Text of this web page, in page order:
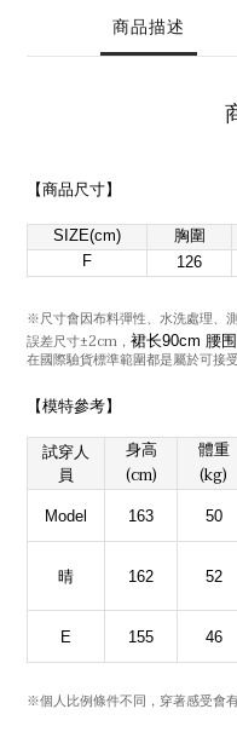
商品描述
【商品尺寸】
SIZE(cm) 胸圍
F
126
※尺寸會因布料彈性、水洗處理、
誤差尺寸±2cm ， 裙长90cm 腰
在國際驗貨標準範圍都是屬於可接
【模特參考】
試穿人
員
身高
(cm)
體重
(kg)
Model 163 50
晴 162 52
E 155 46
※個人比例條件不同 ， 穿著感受會